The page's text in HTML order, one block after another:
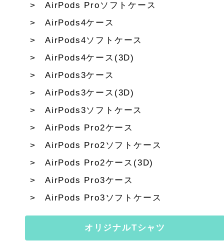
AirPods Proソフトケース
AirPods4ケース
AirPods4ソフトケース
AirPods4ケース(3D)
AirPods3ケース
AirPods3ケース(3D)
AirPods3ソフトケース
AirPods Pro2ケース
AirPods Pro2ソフトケース
AirPods Pro2ケース(3D)
AirPods Pro3ケース
AirPods Pro3ソフトケース
オリジナルTシャツ